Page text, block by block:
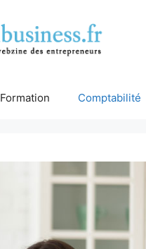
Formation Comptabilité